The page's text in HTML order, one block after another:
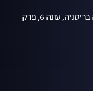
אי האהבה בריטניה, עונה 6, פרק